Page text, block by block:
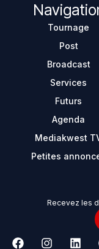
Tournage
Post
Broadcast
Services
Futurs
Agenda
Mediakwest
Petites
Recevez les